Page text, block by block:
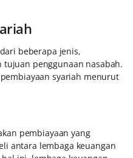
beberapa jenis,
penggunaan nasabah.
syariah menurut
pembiayaan yang
antara lembaga keuangan